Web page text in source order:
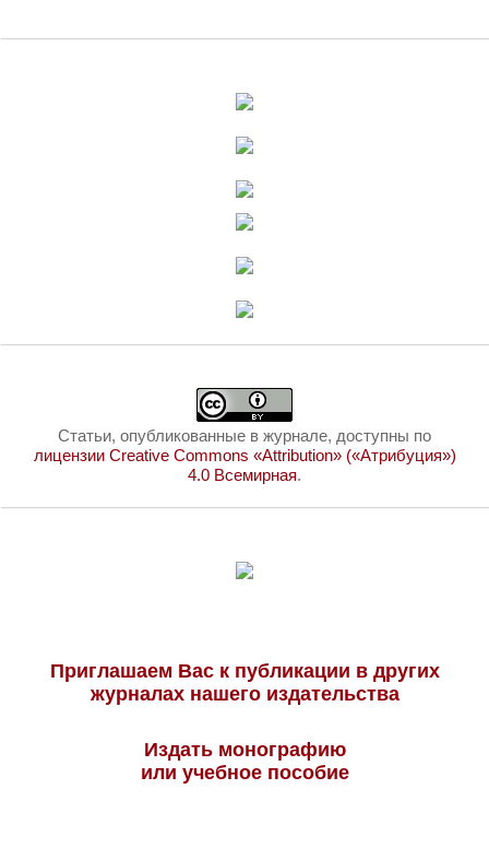
Статьи, опубликованные в журнале, доступны по
лицензии Creative Commons «Attribution» («Атрибуция»)
4.0 Всемирная.
Приглашаем Вас к публикации в других
журналах нашего издательства
Издать монографию
или учебное пособие